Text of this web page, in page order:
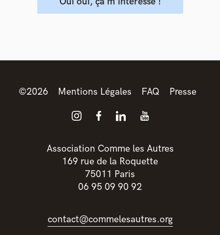
©2026 Mentions Légales FAQ Presse
Association Comme les Autres
169 rue de la Roquette
75011 Paris
06 95 09 90 92
contact@commelesautres.org